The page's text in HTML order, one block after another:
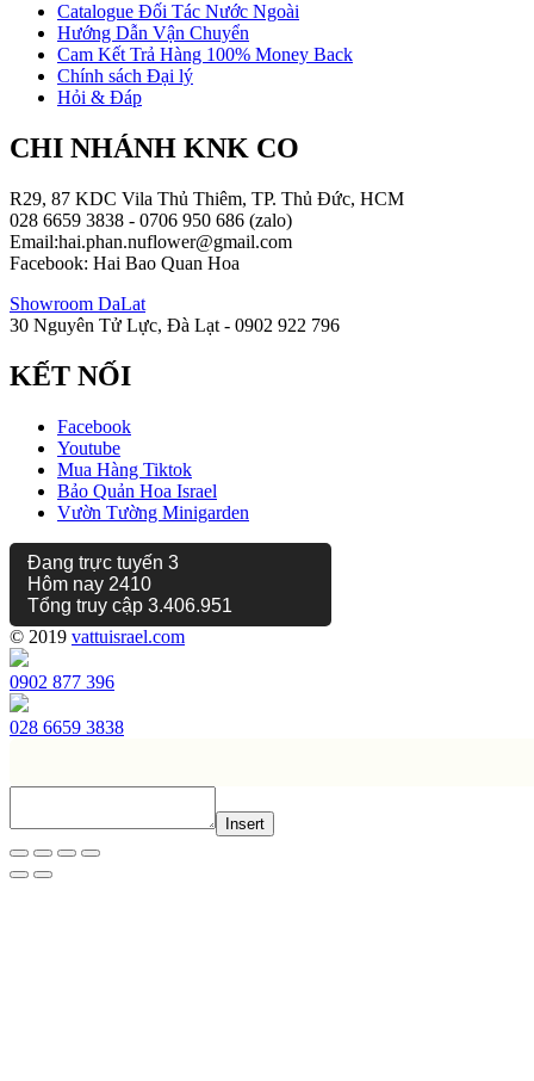
Catalogue Đối Tác Nước Ngoài
Hướng Dẫn Vận Chuyển
Cam Kết Trả Hàng 100% Money Back
Chính sách Đại lý
Hỏi & Đáp
CHI NHÁNH KNK CO
R29, 87 KDC Vila Thủ Thiêm, TP. Thủ Đức, HCM
028 6659 3838 - 0706 950 686 (zalo)
Email:hai.phan.nuflower@gmail.com
Facebook: Hai Bao Quan Hoa
Showroom DaLat
30 Nguyên Tử Lực, Đà Lạt - 0902 922 796
KẾT NỐI
Facebook
Youtube
Mua Hàng Tiktok
Bảo Quản Hoa Israel
Vườn Tường Minigarden
Đang trực tuyến 3
Hôm nay 2410
Tổng truy cập 3.406.951
© 2019 vattuisrael.com
0902 877 396
028 6659 3838
Insert